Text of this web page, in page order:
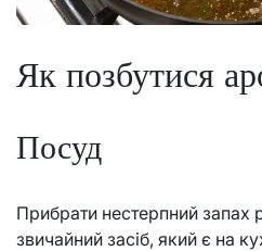
Як позбутися
Посуд
Прибрати нестерпний
звичайний засіб, який є на